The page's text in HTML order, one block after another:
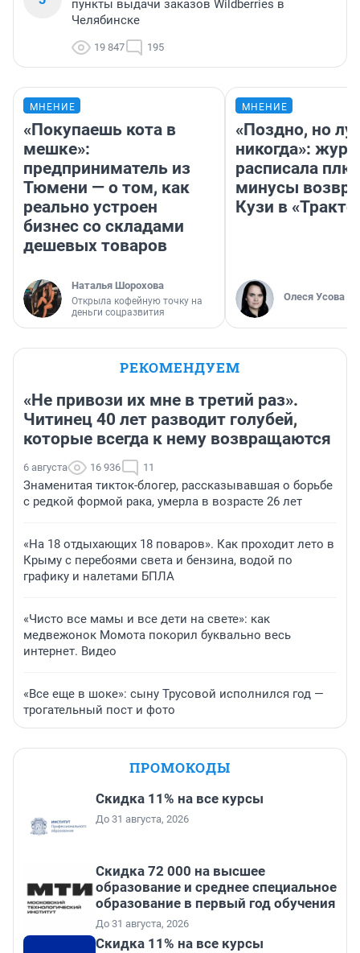
пункты выдачи заказов Wildberries в
Челябинске
19 847 195
МНЕНИЕ
«Покупаешь кота в
мешке»:
предприниматель из
Тюмени — о том, как
реально устроен
бизнес со складами
дешевых товаров
Наталья Шорохова
Открыла кофейную точку на
деньги соцразвития
МНЕНИЕ
«Поздно, но
никогда»:
расписала
минусы
Кузи в
Олеся Усова
РЕКОМЕНДУЕМ
«Не привози их мне в третий раз».
Читинец 40 лет разводит голубей,
которые всегда к нему возвращаются
6 августа 16 936 11
Знаменитая тикток-блогер, рассказывавшая о борьбе
с редкой формой рака, умерла в возрасте 26 лет
«На 18 отдыхающих 18 поваров». Как проходит лето в
Крыму с перебоями света и бензина, водой по
графику и налетами БПЛА
«Чисто все мамы и все дети на свете»: как
медвежонок Момота покорил буквально весь
интернет. Видео
«Все еще в шоке»: сыну Трусовой исполнился год —
трогательный пост и фото
ПРОМОКОДЫ
Скидка 11% на все курсы
До 31 августа, 2026
Скидка 72 000 на высшее
образование и среднее специальное
образование в первый год обучения
До 31 августа, 2026
Скидка 11% на все курсы